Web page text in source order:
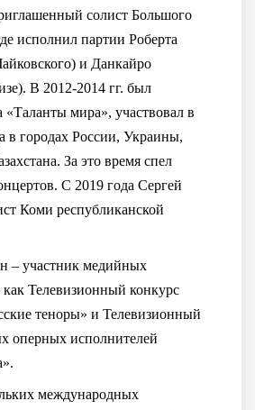
солист Большого
исполнил партии Роберта
и Данкайро
В 2012-2014 гг. был
мира», участвовал в
в городах России, Украины,
За это время спел
С 2019 года Сергей
Коми республиканской
– участник медийных
как Телевизионный конкурс
теноры» и Телевизионный
оперных исполнителей
международных